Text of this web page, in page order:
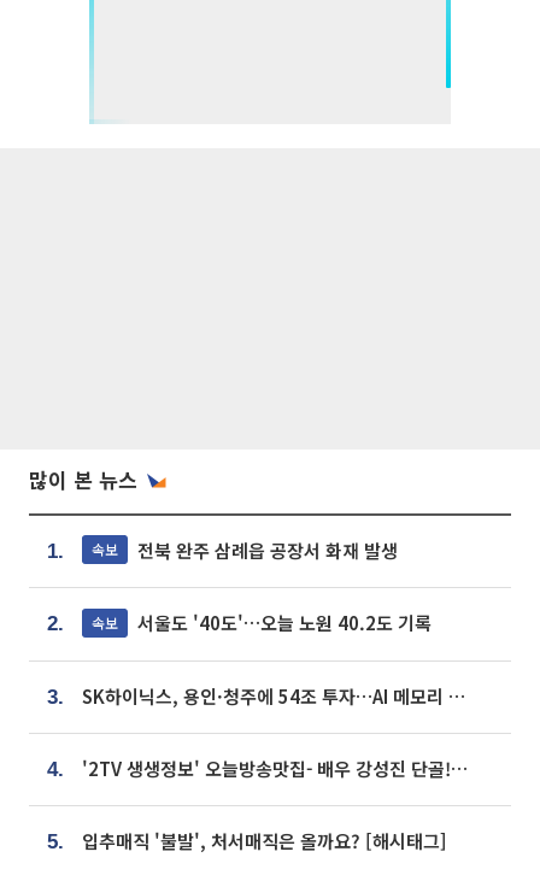
많이 본 뉴스
1. 속보 전북 완주 삼례읍 공장서 화재 발생
2. 속보 서울도 '40도'…오늘 노원 40.2도 기록
3. SK하이닉스, 용인·청주에 54조 투자…AI 메모리 생산기지 키운다
4. '2TV 생생정보' 오늘방송맛집- 배우 강성진 단골! 쌀국수ㆍ푸팟퐁 커리 맛집 '블○○○'
5. 입추매직 '불발', 처서매직은 올까요? [해시태그]